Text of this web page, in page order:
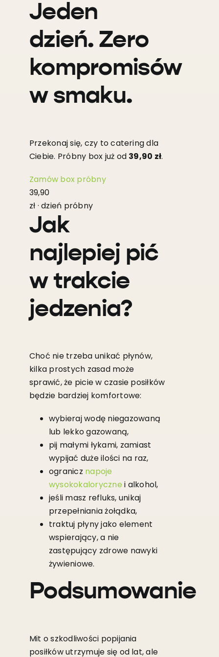
Jeden
dzień. Zero
kompromisów
w smaku.
Przekonaj się, czy to catering dla
Ciebie. Próbny box już od 39,90 zł.
Zamów box próbny
39,90
zł · dzień próbny
Jak
najlepiej pić
w trakcie
jedzenia?
Choć nie trzeba unikać płynów,
kilka prostych zasad może
sprawić, że picie w czasie posiłków
będzie bardziej komfortowe:
wybieraj wodę niegazowaną
lub lekko gazowaną,
pij małymi łykami, zamiast
wypijać duże ilości na raz,
ogranicz napoje
wysokokaloryczne i alkohol,
jeśli masz refluks, unikaj
przepełniania żołądka,
traktuj płyny jako element
wspierający, a nie
zastępujący zdrowe nawyki
żywieniowe.
Podsumowanie
Mit o szkodliwości popijania
posiłków utrzymuje się od lat, ale